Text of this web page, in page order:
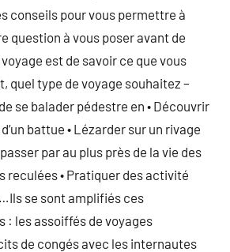
conseils pour vous permettre à
question à vous poser avant de
est de savoir ce que vous
quel type de voyage souhaitez –
se balader pédestre en • Découvrir
battue • Lézarder sur un rivage
par au plus près de la vie des
reculées • Pratiquer des activité
se sont amplifiés ces
: les assoiffés de voyages
de congés avec les internautes